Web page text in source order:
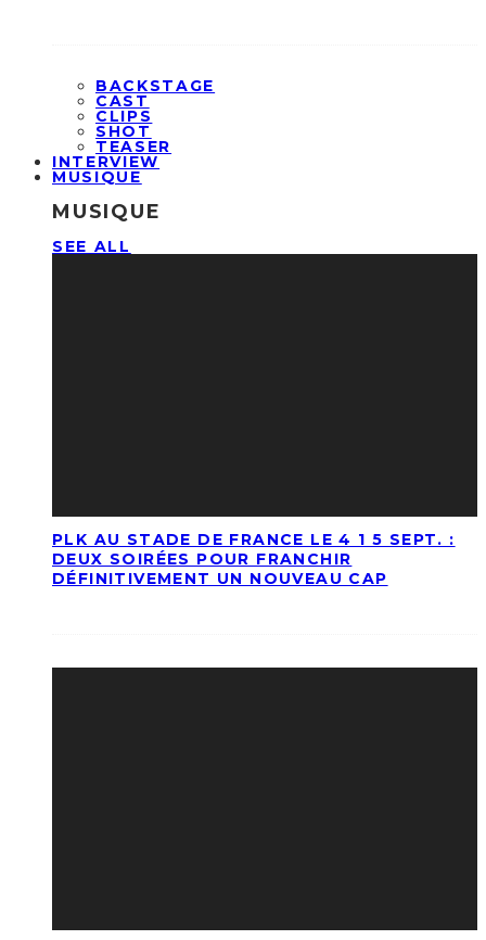
BACKSTAGE
CAST
CLIPS
SHOT
TEASER
INTERVIEW
MUSIQUE
MUSIQUE
SEE ALL
PLK AU STADE DE FRANCE LE 4 1 5 SEPT. :
DEUX SOIRÉES POUR FRANCHIR
DÉFINITIVEMENT UN NOUVEAU CAP